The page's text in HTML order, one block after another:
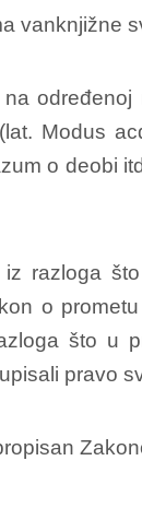
vanknjižne
Modus
o deobi
razloga
o
što u
pravo